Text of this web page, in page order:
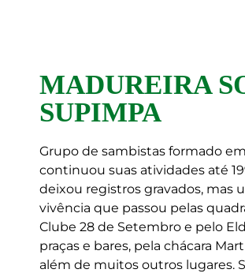
MADUREIRA
SUPIMPA
Grupo de sambistas formado
continuou suas atividades até
deixou registros gravados, mas
vivência que passou pelas
Clube 28 de Setembro e pelo
praças e bares, pela chácara
além de muitos outros lugares.